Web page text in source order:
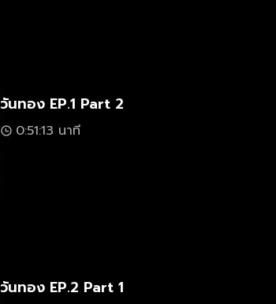
วันทอง EP.1 Part 2
0:51:13 นาที
วันทอง EP.2 Part 1